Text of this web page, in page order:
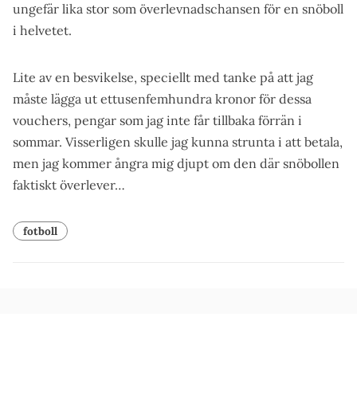
ungefär lika stor som överlevnadschansen för en snöboll
i helvetet.
Lite av en besvikelse, speciellt med tanke på att jag
måste lägga ut ettusenfemhundra kronor för dessa
vouchers, pengar som jag inte får tillbaka förrän i
sommar. Visserligen skulle jag kunna strunta i att betala,
men jag kommer ångra mig djupt om den där snöbollen
faktiskt överlever…
fotboll